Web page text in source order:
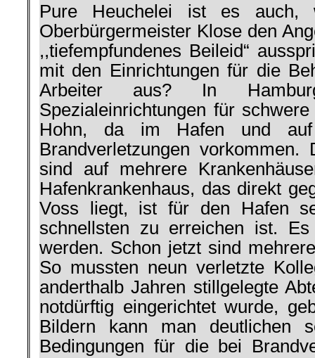
Pure Heuchelei ist es auch,
Oberbürgermeister Klose den
,,tiefempfundenes Beileid“
mit den Einrichtungen für die
Arbeiter aus? In
Spezialeinrichtungen für
Hohn, da im Hafen und
Brandverletzungen vorkommen.
sind auf mehrere
Hafenkrankenhaus, das direkt
Voss liegt, ist für den Hafen
schnellsten zu erreichen ist.
werden. Schon jetzt sind
So mussten neun verletzte
anderthalb Jahren stillgelegte
notdürftig eingerichtet wurde,
Bildern kann man deutlichen
Bedingungen für die bei